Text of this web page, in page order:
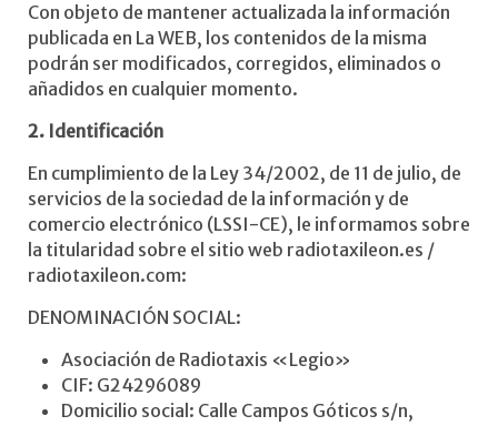
Con objeto de mantener actualizada la información
publicada en La WEB, los contenidos de la misma
podrán ser modificados, corregidos, eliminados o
añadidos en cualquier momento.
2. Identificación
En cumplimiento de la Ley 34/2002, de 11 de julio, de
servicios de la sociedad de la información y de
comercio electrónico (LSSI-CE), le informamos sobre
la titularidad sobre el sitio web radiotaxileon.es /
radiotaxileon.com:
DENOMINACIÓN SOCIAL:
Asociación de Radiotaxis «Legio»
CIF: G24296089
Domicilio social: Calle Campos Góticos s/n,